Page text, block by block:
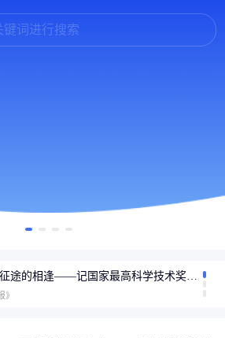
键词进行搜索
一场跨越科研征途的相逢——记国家最高科学技术奖获得者陈立泉与贲德的家国守望